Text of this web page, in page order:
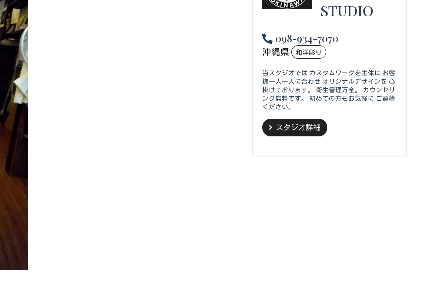
STUDIO
098-934-7070
沖縄県 和洋彫り
当スタジオでは カスタムワークを主体に お客
様一人一人に合わせ オリジナルデザインを 心
掛けております。 衛生管理万全。 カウンセリ
ング無料です。 初めての方もお気軽に ご連絡
ください。
スタジオ詳細